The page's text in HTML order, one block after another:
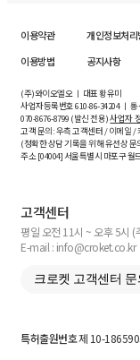
이용약관 개인정보처리
이용방법
공지사항
(주)와이오엘오 ㅣ 대표 황유미
사업자등록번호610-86-34204ㅣ 통
070-8676-8799 (발신 전용)사업자
고객 문의: 우측 고객센터 / 이메일 /
(정확한 상담 기록을 위해 유선상
주소 [04004] 서울특별시 마포구 월
고객센터
평일 오전 11시 ~ 오후 5시 (
E-mail : info@croket.co.kr
크로켓 고객센터 문
특허출원번호제 10-